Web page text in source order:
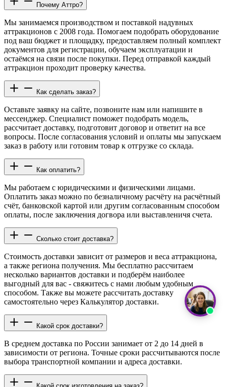
Почему Аттро?
Мы занимаемся производством и поставкой надувных
аттракционов с 2008 года. Помогаем подобрать оборудование
под ваш бюджет и площадку, предоставляем полный комплект
документов для регистрации, обучаем эксплуатации и
остаёмся на связи после покупки. Перед отправкой каждый
аттракцион проходит проверку качества.
Как сделать заказ?
Оставьте заявку на сайте, позвоните нам или напишите в
мессенджер. Специалист поможет подобрать модель,
рассчитает доставку, подготовит договор и ответит на все
вопросы. После согласования условий и оплаты мы запускаем
заказ в работу или готовим товар к отгрузке со склада.
Как оплатить?
Мы работаем с юридическими и физическими лицами.
Оплатить заказ можно по безналичному расчёту на расчётный
счёт, банковской картой или другим согласованным способом
оплаты, после заключения догвора или выставленичя счета.
Сколько стоит доставка?
Стоимость доставки зависит от размеров и веса аттракциона,
а также региона получения. Мы бесплатно рассчитаем
несколько вариантов доставки и подберём наиболее
выгодный для вас - свяжитесь с нами любым удобным
способом. Также вы можете рассчитать доставку
самостоятельно через Калькулятор доставки.
Какой срок доставки?
В среднем доставка по России занимает от 2 до 14 дней в
зависимости от региона. Точные сроки рассчитываются после
выбора транспортной компании и адреса доставки.